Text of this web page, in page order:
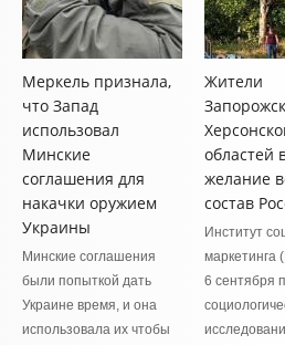
Меркель признала,
что Запад
использовал
Минские
соглашения для
накачки оружием
Украины
Минские соглашения
были попыткой дать
Украине время, и она
использовала их чтобы
Жители
областей
желание
состав
Институт
6 сентября